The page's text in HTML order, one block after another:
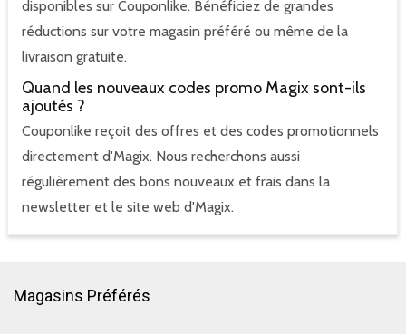
disponibles sur Couponlike. Bénéficiez de grandes
réductions sur votre magasin préféré ou même de la
livraison gratuite.
Quand les nouveaux codes promo Magix sont-ils
ajoutés ?
Couponlike reçoit des offres et des codes promotionnels
directement d'Magix. Nous recherchons aussi
régulièrement des bons nouveaux et frais dans la
newsletter et le site web d'Magix.
Magasins Préférés